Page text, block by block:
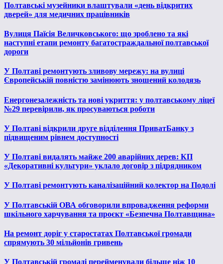
Полтавські музейники влаштували «день відкритих
дверей» для медичних працівників
Вулиця Паїсія Величковського: що зроблено та які
наступні етапи ремонту багатостраждальної полтавської
дороги
У Полтаві ремонтують зливову мережу: на вулиці
Європейській повністю замінюють зношений колодязь
Енергонезалежність та нові укриття: у полтавському ліцеї
№29 перевірили, як просуваються роботи
У Полтаві відкрили друге відділення ПриватБанку з
підвищеним рівнем доступності
У Полтаві видалять майже 200 аварійних дерев: КП
«Декоративні культури» уклало договір з підрядником
У Полтаві ремонтують каналізаційний колектор на Подолі
У Полтавській ОВА обговорили впровадження реформи
шкільного харчування та проєкт «Безпечна Полтавщина»
На ремонт доріг у старостатах Полтавської громади
спрямують 30 мільйонів гривень
У Полтавській громаді перейменували більше ніж 10